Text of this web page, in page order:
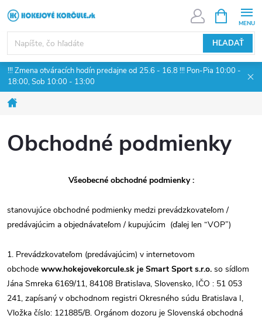
Prejsť
na
obsah
HĽADAŤ
KOŠÍK
!!! Zmena otváracích hodín predajne od 25.6 - 16.8 !!! Pon-Pia 10:00 -
18:00, Sob 10:00 - 13:00
Obchodné podmienky
Všeobecné obchodné podmienky :
stanovujúce obchodné podmienky medzi prevádzkovateľom /
predávajúcim a objednávateľom / kupujúcim (ďalej len “VOP”)
1. Prevádzkovateľom (predávajúcim) v internetovom
obchode www.hokejovekorcule.sk je Smart Sport s.r.o. so sídlom
Jána Smreka 6169/11, 84108 Bratislava, Slovensko, IČO : 51 053
241, zapísaný v obchodnom registri Okresného súdu Bratislava I,
Vložka číslo: 121885/B. Orgánom dozoru je Slovenská obchodná